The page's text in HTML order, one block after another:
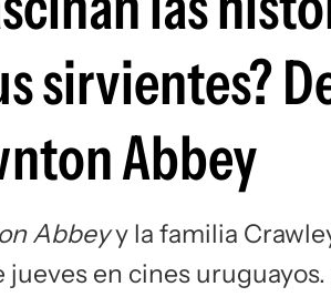
sirvientes?
Abbey
Abbeyy la familia
en cines